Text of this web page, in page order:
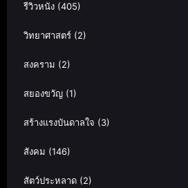
รีวิวหนัง (405)
วิทยาศาสตร์ (2)
สงคราม (2)
สยองขวัญ (1)
สร้างแรงบันดาลใจ (3)
สังคม (146)
สัตว์ประหลาด (2)